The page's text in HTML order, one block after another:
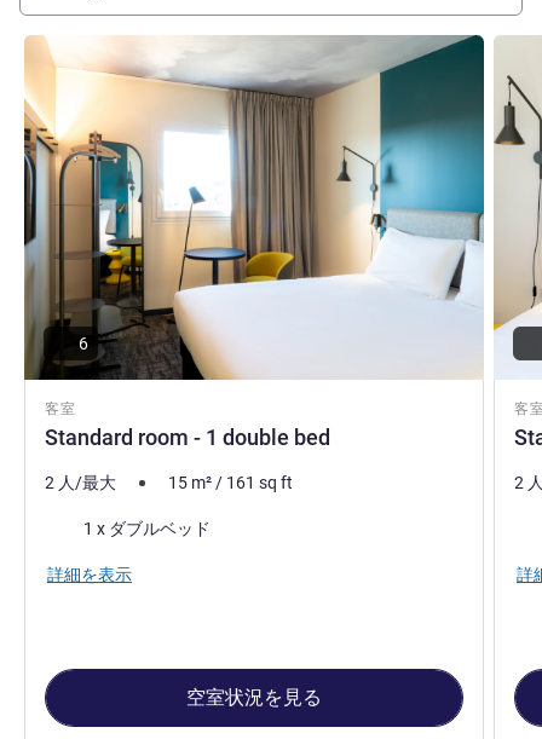
客室
Standard room - 1 double bed
詳細を表示
6
2 人/最大 15 m²/ 161 sq ft
1 x ダブルベッド
詳細を表示
空室状況を見る
客
詳細
2
詳